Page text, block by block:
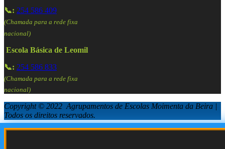
📞: 254 586 409
(Chamada para a rede fixa
nacional)
Escola Básica de Leomil
📞: 254 586 833
(Chamada para a rede fixa
nacional)
Copyright © 2022 Agrupamentos de Escolas Moimenta da Beira |
Todos os direitos reservados.